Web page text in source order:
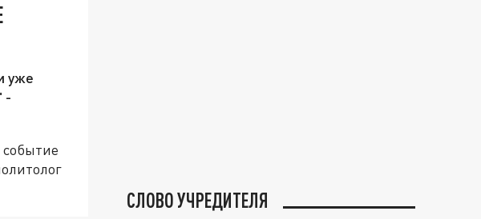
уже
-
СЛОВО УЧРЕДИТЕЛЯ